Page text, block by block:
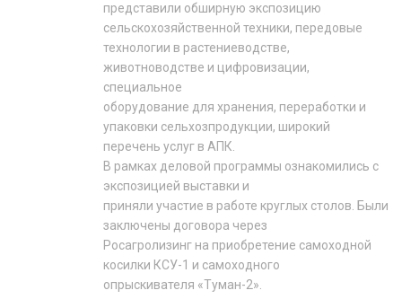
представили обширную экспозицию
сельскохозяйственной техники, передовые
технологии в растениеводстве,
животноводстве и цифровизации,
специальное
оборудование для хранения, переработки и
упаковки сельхозпродукции, широкий
перечень услуг в АПК.
В рамках деловой программы ознакомились с
экспозицией выставки и
приняли участие в работе круглых столов. Были
заключены договора через
Росагролизинг на приобретение самоходной
косилки КСУ-1 и самоходного
опрыскивателя «Туман-2».